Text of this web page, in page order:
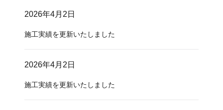
2026年4月2日
施工実績を更新いたしました
2026年4月2日
施工実績を更新いたしました